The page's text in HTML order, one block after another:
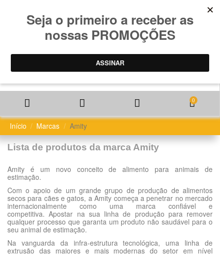
0
Início Marcas Amity
Lista de produtos da marca Amity
Amity é um novo conceito de alimento para animais de
estimação.
Com o apoio de um grande grupo de produção de alimentos
secos para cães e gatos, a Amity começa a penetrar no mercado
internacionalmente como uma marca confiável e
competitiva. Apostar na sua linha de produção para remover
qualquer processo que garanta um produto não saudável para o
seu animal de estimação.
Na vanguarda da infra-estrutura tecnológica, uma linha de
extrusão das maiores e mais modernas do setor em nível